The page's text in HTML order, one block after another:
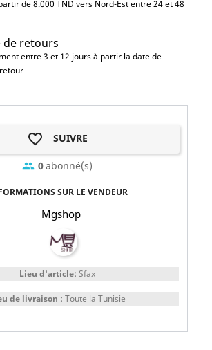
de 8.000 TND vers Nord-Est entre 24 et 48
de retours
entre 3 et 12 jours à partir la date de
favorite_border SUIVRE
group 0abonné(s)
SUR LE VENDEUR
Mgshop
Lieu d'article: Sfax
de livraison : Toute la Tunisie